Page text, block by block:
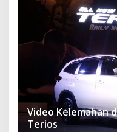
Video Kelemahan
Terios